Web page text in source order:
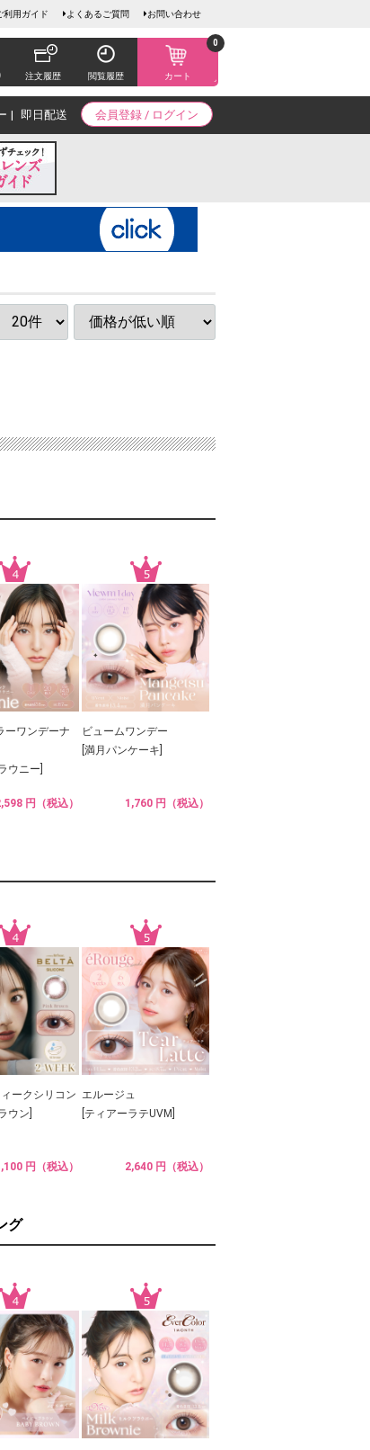
利用ガイド よくあるご質問 お問い合わせ
注文履歴 閲覧履歴 カート
0
会員登録 / ログイン
即日配送
ーワンデーナ
ウニー]
円（税込）
ビュームワンデー
[満月パンケーキ]
1,760 円（税込）
ークシリコン
ウン]
円（税込）
エルージュ
[ティアーラテUVM]
2,640 円（税込）
グ